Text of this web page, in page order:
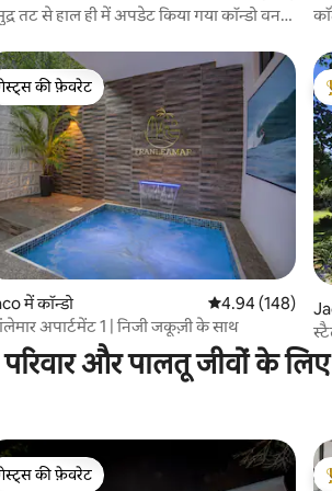
तट से हाल ही में अपडेट किया गया कॉन्डो वन
189 समीक्षाएँ
गेस्ट्स की फ़ेवरेट
की फ़ेवरेट
में कॉन्डो औसत रेटिंग 5 में से
4.94 (148)
अपार्टमेंट 1 | निजी जकूज़ी के साथ
परिवार और पालतू जीवों के
गेस्ट्स की फ़ेवरेट
की फ़ेवरेट